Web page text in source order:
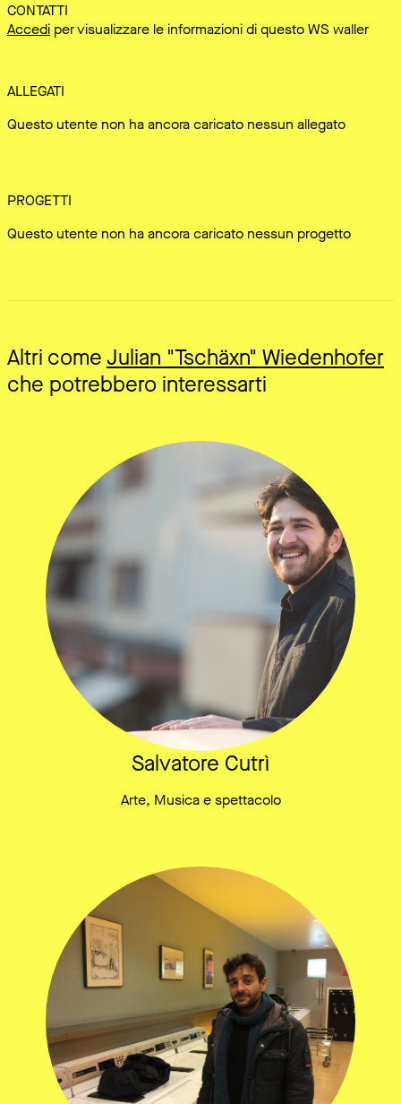
CONTATTI
Accedi per visualizzare le informazioni di questo WS waller
ALLEGATI
Questo utente non ha ancora caricato nessun allegato
PROGETTI
Questo utente non ha ancora caricato nessun progetto
Altri comeJulian "Tschäxn" Wiedenhofer
che potrebbero interessarti
Salvatore Cutrì
Arte, Musica e spettacolo